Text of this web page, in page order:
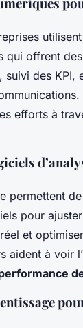
qui offrent
, suivi des KPI,
efforts à
permettent
pour
et
aident à voir